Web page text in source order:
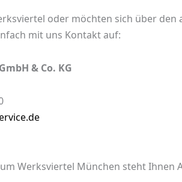
oder möchten sich über
mit uns Kontakt auf:
& Co. KG
Werksviertel München steht Ihnen